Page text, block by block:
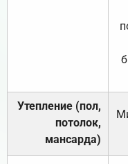
Утепление (пол,
потолок,
мансарда)